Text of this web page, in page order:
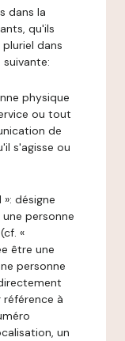
dans la
qu'ils
dans
physique
ou tout
de
s'agisse ou
désigne
personne
«
être une
personne
à
un